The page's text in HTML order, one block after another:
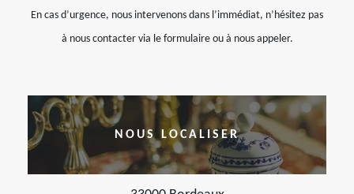
En cas d’urgence, nous intervenons dans l’immédiat, n’hésitez pas
à nous contacter via le formulaire ou à nous appeler.
NOUS LOCALISER